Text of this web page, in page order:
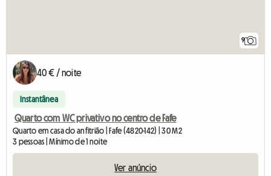
9
40 € / noite
Instantânea
Quarto com WC privativo no centro de Fafe
Quarto em casa do anfitrião | Fafe (4820-142) | 30 M2
3 pessoas | Mínimo de 1 noite
Ver anúncio